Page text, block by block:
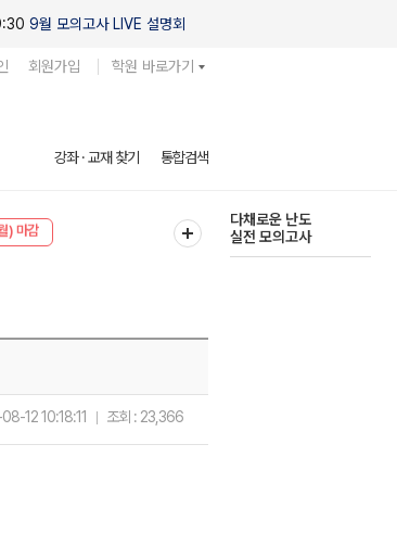
9월 모의고사 LIVE 설명회
회원가입 학원 바로가기
강좌 · 교재 찾기 통합검색
마감
다채로운 난도
실전 모의고사
12 10:18:11 조회 : 23,366